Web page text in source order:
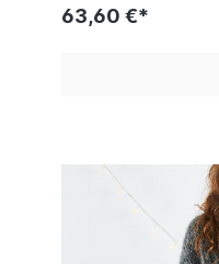
63,60 €*